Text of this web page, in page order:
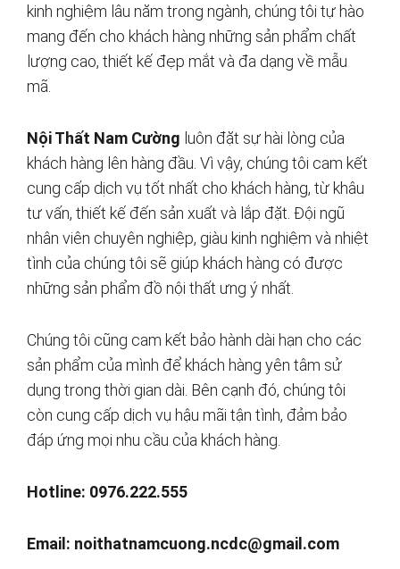
kinh nghiệm lâu năm trong ngành, chúng tôi tự hào
mang đến cho khách hàng những sản phẩm chất
lượng cao, thiết kế đẹp mắt và đa dạng về mẫu
mã.
Nội Thất Nam Cường luôn đặt sự hài lòng của
khách hàng lên hàng đầu. Vì vậy, chúng tôi cam kết
cung cấp dịch vụ tốt nhất cho khách hàng, từ khâu
tư vấn, thiết kế đến sản xuất và lắp đặt. Đội ngũ
nhân viên chuyên nghiệp, giàu kinh nghiệm và nhiệt
tình của chúng tôi sẽ giúp khách hàng có được
những sản phẩm đồ nội thất ưng ý nhất.
Chúng tôi cũng cam kết bảo hành dài hạn cho các
sản phẩm của mình để khách hàng yên tâm sử
dụng trong thời gian dài. Bên cạnh đó, chúng tôi
còn cung cấp dịch vụ hậu mãi tận tình, đảm bảo
đáp ứng mọi nhu cầu của khách hàng.
Hotline: 0976.222.555
Email: noithatnamcuong.ncdc@gmail.com